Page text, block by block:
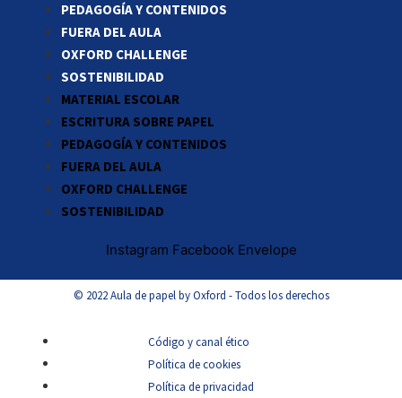
PEDAGOGÍA Y CONTENIDOS
FUERA DEL AULA
OXFORD CHALLENGE
SOSTENIBILIDAD
MATERIAL ESCOLAR
ESCRITURA SOBRE PAPEL
PEDAGOGÍA Y CONTENIDOS
FUERA DEL AULA
OXFORD CHALLENGE
SOSTENIBILIDAD
Instagram Facebook Envelope
© 2022 Aula de papel by Oxford - Todos los derechos
Código y canal ético
Política de cookies
Política de privacidad